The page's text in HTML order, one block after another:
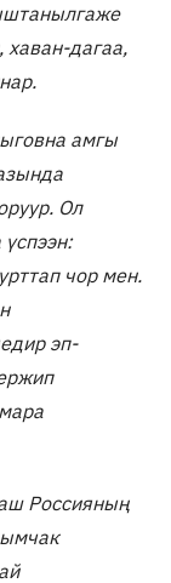
хаван-дагаа,
амгы
Ол
чор мен.
эп-
Россияның